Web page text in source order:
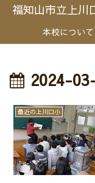
福知山市立上川
本校について
2024-
最近の上川口小